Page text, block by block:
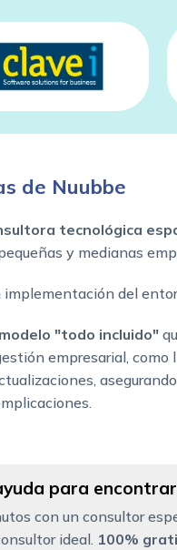
de Nuubbe
tecnológica
y medianas
implementación del
"todo incluido"
empresarial, como
para
con un consultor
ideal. 100%